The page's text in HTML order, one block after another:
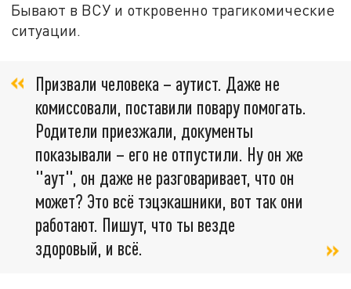
Бывают в ВСУ и откровенно трагикомические
ситуации.
Призвали человека – аутист. Даже не
комиссовали, поставили повару помогать.
Родители приезжали, документы
показывали – его не отпустили. Ну он же
"аут", он даже не разговаривает, что он
может? Это всё тэцэкашники, вот так они
работают. Пишут, что ты везде
здоровый, и всё.